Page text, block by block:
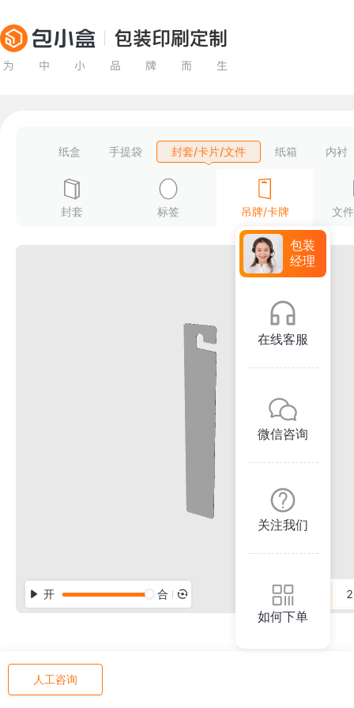
纸盒 手提袋 封套/卡片/文件 纸箱 内衬
封套 标签 吊牌/卡牌 文
开 合
人工咨询
包装
经理
在线客服
微信咨询
关注我们
如何下单